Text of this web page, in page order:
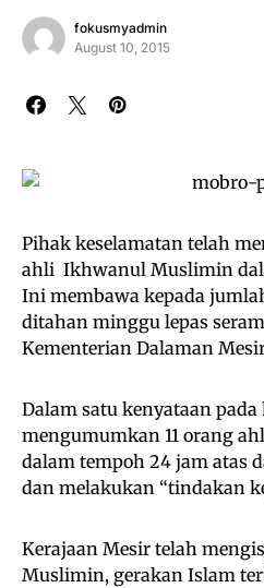
fokusmyadmin
August 10, 2015
Pihak keselamatan telah
ahli Ikhwanul Muslimin
Ini membawa kepada
ditahan minggu lepas
Kementerian Dalaman
Dalam satu kenyataan
mengumumkan 11 orang
dalam tempoh 24 jam atas
dan melakukan “tindakan
Kerajaan Mesir telah
Muslimin, gerakan Islam